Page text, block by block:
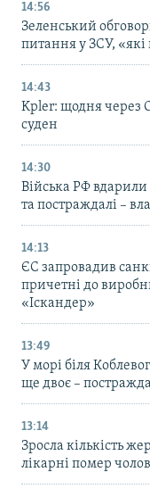
14:56
Зеленський
питання у ЗСУ,
14:43
Kpler: щодня через
суден
14:30
Війська РФ вдарили
та постраждалі –
14:13
ЄС запровадив
причетні до
«Іскандер»
13:49
У морі біля
ще двоє –
13:14
Зросла кількість
лікарні помер